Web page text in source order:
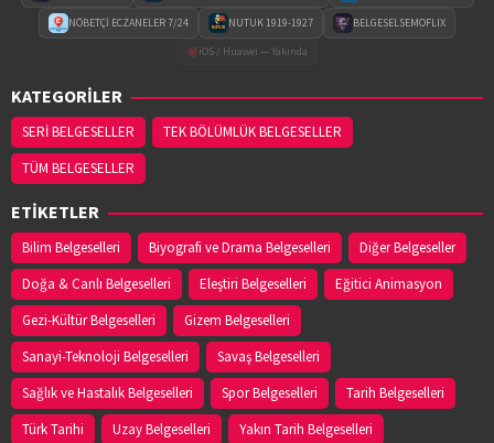
NÖBETÇİ ECZANELER 7/24 NUTUK 1919-1927
BELGESELSEMOFLIX
iOS / Huawei — Yakında
KATEGORİLER
SERİ BELGESELLER
TEK BÖLÜMLÜK BELGESELLER
TÜM BELGESELLER
ETİKETLER
Bilim Belgeselleri Biyografi ve Drama Belgeselleri
Diğer Belgeseller
Doğa & Canlı Belgeselleri
Eleştiri Belgeselleri
Eğitici Animasyon
Gezi-Kültür Belgeselleri
Gizem Belgeselleri
Sanayi-Teknoloji Belgeselleri
Savaş Belgeselleri
Sağlık ve Hastalık Belgeselleri
Spor Belgeselleri
Tarih Belgeselleri
Türk Tarihi
Uzay Belgeselleri Yakın Tarih Belgeselleri